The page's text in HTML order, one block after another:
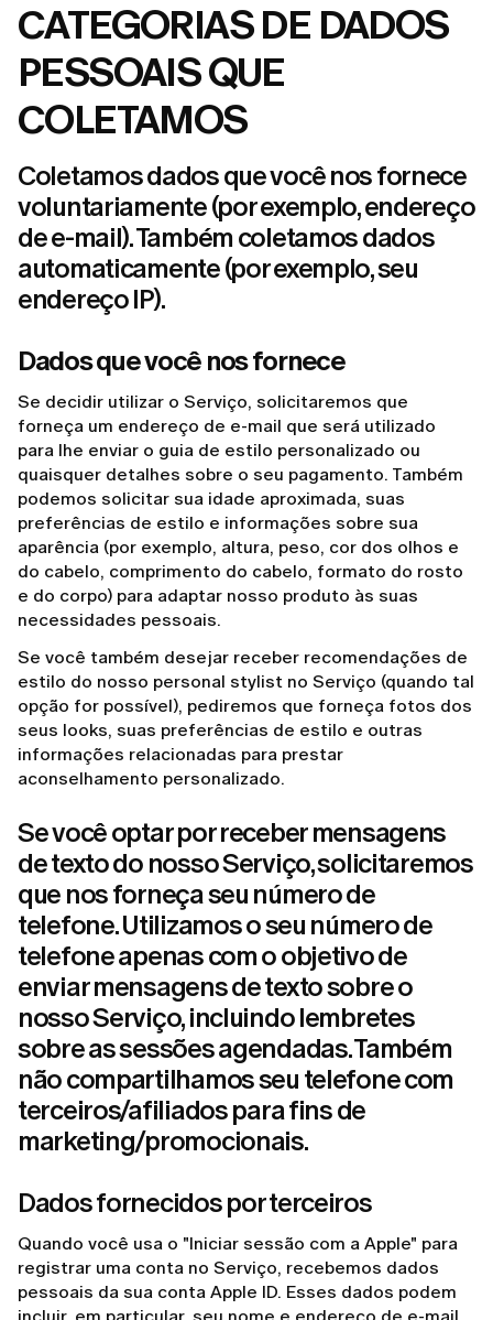
CATEGORIAS DE DADOS
PESSOAIS QUE
COLETAMOS
Coletamos dados que você nos fornece
voluntariamente (por exemplo, endereço
de e-mail). Também coletamos dados
automaticamente (por exemplo, seu
endereço IP).
Dados que você nos fornece
Se decidir utilizar o Serviço, solicitaremos que
forneça um endereço de e-mail que será utilizado
para lhe enviar o guia de estilo personalizado ou
quaisquer detalhes sobre o seu pagamento. Também
podemos solicitar sua idade aproximada, suas
preferências de estilo e informações sobre sua
aparência (por exemplo, altura, peso, cor dos olhos e
do cabelo, comprimento do cabelo, formato do rosto
e do corpo) para adaptar nosso produto às suas
necessidades pessoais.
Se você também desejar receber recomendações de
estilo do nosso personal stylist no Serviço (quando tal
opção for possível), pediremos que forneça fotos dos
seus looks, suas preferências de estilo e outras
informações relacionadas para prestar
aconselhamento personalizado.
Se você optar por receber mensagens
de texto do nosso Serviço, solicitaremos
que nos forneça seu número de
telefone. Utilizamos o seu número de
telefone apenas com o objetivo de
enviar mensagens de texto sobre o
nosso Serviço, incluindo lembretes
sobre as sessões agendadas. Também
não compartilhamos seu telefone com
terceiros/afiliados para fins de
marketing/promocionais.
Dados fornecidos por terceiros
Quando você usa o "Iniciar sessão com a Apple" para
registrar uma conta no Serviço, recebemos dados
pessoais da sua conta Apple ID. Esses dados podem